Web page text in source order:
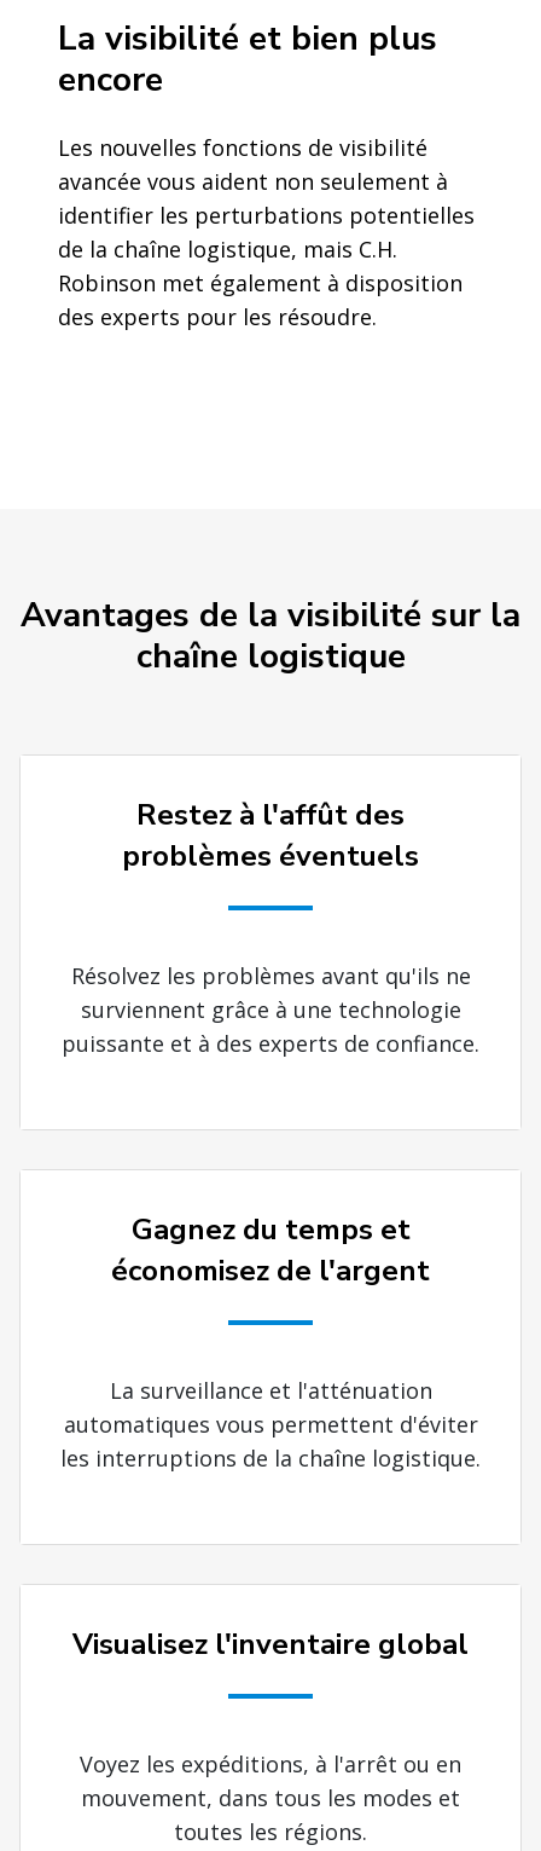
La visibilité et bien plus
encore
Les nouvelles fonctions de visibilité
avancée vous aident non seulement à
identifier les perturbations potentielles
de la chaîne logistique, mais C.H.
Robinson met également à disposition
des experts pour les résoudre.
Avantages de la visibilité sur la
chaîne logistique
Restez à l'affût des
problèmes éventuels
Résolvez les problèmes avant qu'ils ne
surviennent grâce à une technologie
puissante et à des experts de confiance.
Gagnez du temps et
économisez de l'argent
La surveillance et l'atténuation
automatiques vous permettent d'éviter
les interruptions de la chaîne logistique.
Visualisez l'inventaire global
Voyez les expéditions, à l'arrêt ou en
mouvement, dans tous les modes et
toutes les régions.